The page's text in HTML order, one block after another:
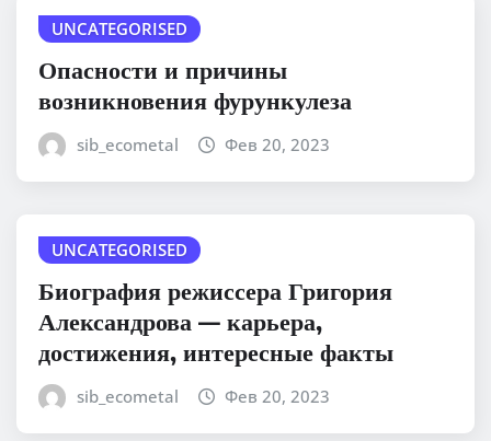
UNCATEGORISED
Опасности и причины
возникновения фурункулеза
sib_ecometal Фев 20, 2023
UNCATEGORISED
Биография режиссера Григория
Александрова — карьера,
достижения, интересные факты
sib_ecometal Фев 20, 2023